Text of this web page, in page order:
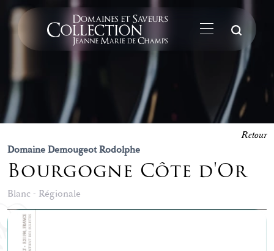
Domaine Demougeot Rodolphe
Bourgogne Côte d'Or
Blanc - Régionale
Retour